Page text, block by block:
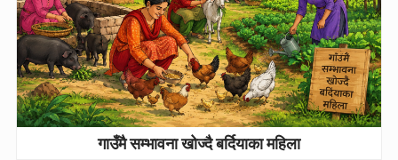
गाउँमै सम्भावना खोज्दै बर्दियाका महिला